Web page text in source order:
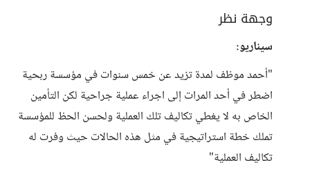
وجهة نظر
سيناريو:
"أحمد موظف لمدة تزيد عن خمس سنوات في مؤسسة ربحية
اضطر في أحد المرات إلى اجراء عملية جراحية لكن التأمين
الخاص به لا يغطي تكاليف تلك العملية ولحسن الحظ للمؤسسة
تملك خطة استراتيجية في مثل هذه الحالات حيث وفرت له
تكاليف العملية"